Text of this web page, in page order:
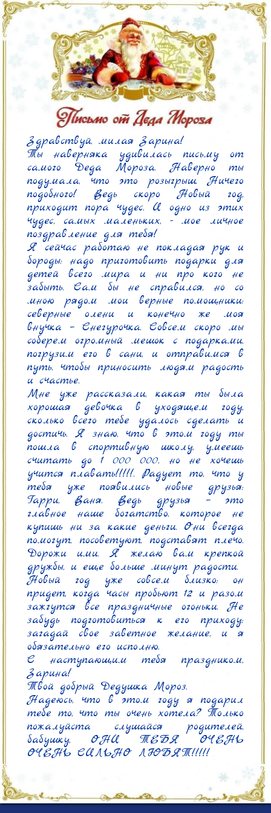
Здравствуй, милая Зарина!
Ты наверняка удивилась письму от
самого Деда Мороза. Наверно ты
подумала, что это розыгрыш. Ничего
подобного! Ведь скоро Новый год,
приходит пора чудес. И одно из этих
чудес, самых маленьких, - мое личное
поздравление для тебя!
Я сейчас работаю не покладая рук и
бороды: надо приготовить подарки для
детей всего мира и ни про кого не
забыть. Сам бы не справился, но со
мною рядом мои верные помощники:
северные олени и конечно же моя
внучка – Снегурочка. Совсем скоро мы
соберем огромный мешок с подарками,
погрузим его в сани, и отправимся в
путь, чтобы приносить людям радость
и счастье.
Мне уже рассказали, какая ты была
хорошая девочка в уходящем году,
сколько всего тебе удалось сделать и
достичь. Я знаю, что в этом году ты
пошла в спортивную школу, умеешь
считать до 1 000 000, но не хочешь
учится плавать!!!!!. Радует то, что у
тебя уже появились новые друзья:
Гарри, Ваня. Ведь друзья – это
главное наше богатство, которое не
купишь ни за какие деньги. Они всегда
помогут, посоветуют, подставят плечо.
Дорожи ими. Я желаю вам крепкой
дружбы, и еще больше минут радости.
Новый год уже совсем близко: он
придет, когда часы пробьют 12 и разом
зажгутся все праздничные огоньки. Не
забудь подготовиться к его приходу:
загадай свое заветное желание, и я
обязательно его исполню.
С наступающим тебя праздником,
Зарина!
Твой добрый Дедушка Мороз.
Надеюсь, что в этом году я подарил
тебе то, что ты очень хотела? Только
пожалуйста слушайся родителей,
бабушку, ОНИ ТЕБЯ ОЧЕНЬ
ОЧЕНЬ СИЛЬНО ЛЮБЯТ!!!!!